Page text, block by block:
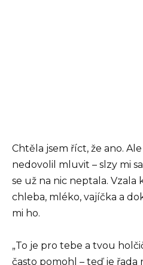
Chtěla jsem říct, že ano.
nedovolil mluvit – slzy mi
se už na nic neptala. Vzala
chleba, mléko, vajíčka a
mi ho.
„To je pro tebe a tvou
často pomohl – teď je řada